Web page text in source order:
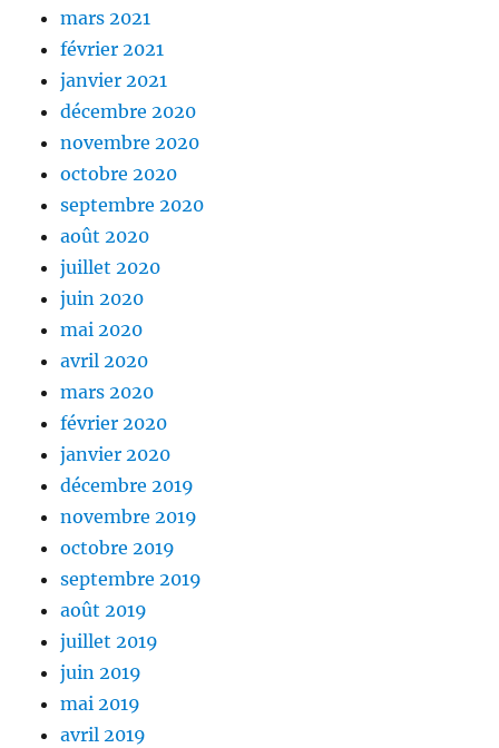
mars 2021
février 2021
janvier 2021
décembre 2020
novembre 2020
octobre 2020
septembre 2020
août 2020
juillet 2020
juin 2020
mai 2020
avril 2020
mars 2020
février 2020
janvier 2020
décembre 2019
novembre 2019
octobre 2019
septembre 2019
août 2019
juillet 2019
juin 2019
mai 2019
avril 2019